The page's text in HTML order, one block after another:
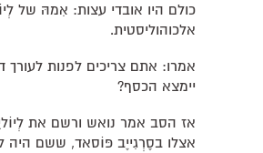
כולם היו אובדי עצות: אִמהּ של
אלכוהוליסטית.
אמרו: אתם צריכים לפנות לעורך
יימצא הכסף?
אז הסב אמר נואש ורשם את
אצלו בסֶרְגִייֶב פּוֹסאד, ששם היה